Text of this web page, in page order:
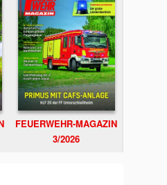
FEUERWEHR-MAGAZIN
3/2026